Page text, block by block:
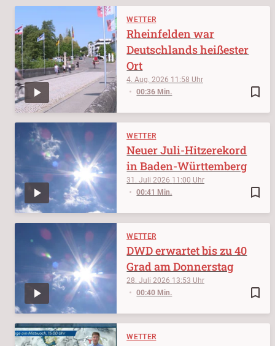
WETTER
bookmark_border
4. Aug. 2026 11:58
00:36 Min.
Rheinfelden war
Deutschlands heißester
Ort
WETTER
bookmark_border
31. Juli 2026 11:00
00:41 Min.
Neuer Juli-Hitzerekord
in Baden-Württemberg
WETTER
bookmark_border
28. Juli 2026 13:53
00:40 Min.
DWD erwartet bis zu 40
Grad am Donnerstag
WETTER